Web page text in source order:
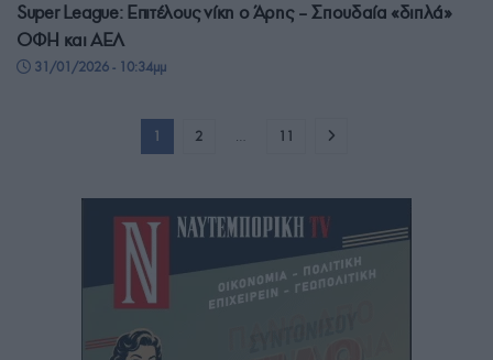
Super League: Επιτέλους νίκη ο Άρης – Σπουδαία «διπλά»
ΟΦΗ και ΑΕΛ
31/01/2026 - 10:34μμ
1 2 … 11